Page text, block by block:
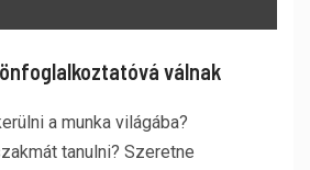
válnak
a munka világába?
tanulni? Szeretne